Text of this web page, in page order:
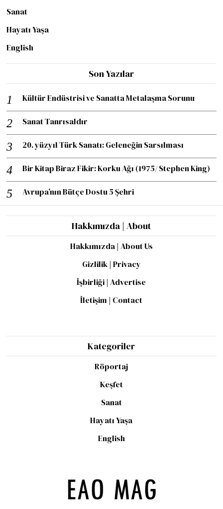
Sanat
Hayatı Yaşa
English
Son Yazılar
Kültür Endüstrisi ve Sanatta Metalaşma Sorunu
Sanat Tanrısaldır
20. yüzyıl Türk Sanatı: Geleneğin Sarsılması
Bir Kitap Biraz Fikir: Korku Ağı (1975/ Stephen King)
Avrupa’nın Bütçe Dostu 5 Şehri
Hakkımızda | About
Hakkımızda | About Us
Gizlilik | Privacy
İşbirliği | Advertise
İletişim | Contact
Kategoriler
Röportaj
Keşfet
Sanat
Hayatı Yaşa
English